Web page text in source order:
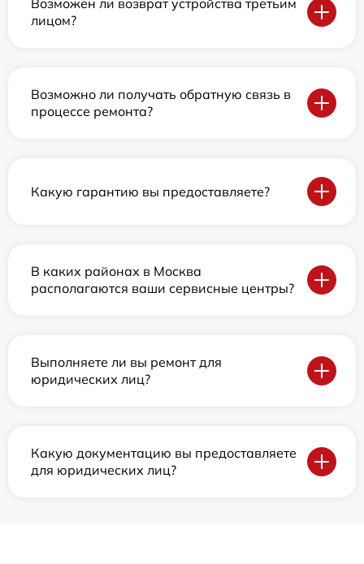
Возможен ли возврат устройства третьим
лицом?
Возможно ли получать обратную связь в
процессе ремонта?
Какую гарантию вы предоставляете?
В каких районах в Москва
располагаются ваши сервисные центры?
Выполняете ли вы ремонт для
юридических лиц?
Какую документацию вы предоставляете
для юридических лиц?